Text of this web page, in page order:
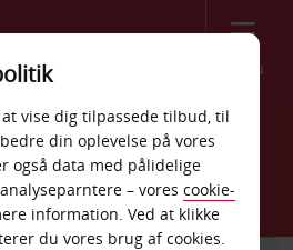
Menu
vise dig tilpassede tilbud, til
din oplevelse på vores
også data med pålidelige
– vores cookie-
information. Ved at klikke
du vores brug af cookies.